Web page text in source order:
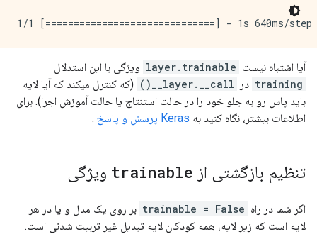
آیا اشتباه نیست layer.trainable ویژگی با این استدلال
training در layer.__call__()
(که کنترل میکند که آیا لایه
باید پاس رو به جلو خود را در حالت استنتاج یا حالت آموزش اجرا). برای
اطلاعات بیشتر، نگاه کنید به Keras پرسش و پاسخ .
تنظیم بازگشتی از trainable ویژگی
اگر شما در راه trainable = False بر روی یک مدل و یا در هر
لایه است که زیر لایه، همه کودکان لایه تبدیل غیر تربیت شدنی است.